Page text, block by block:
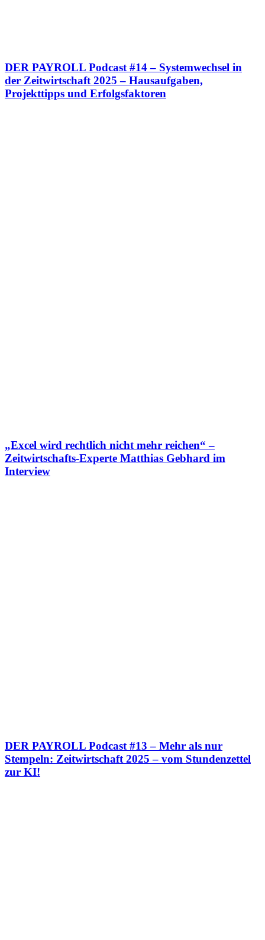
DER PAYROLL Podcast #14 – Systemwechsel in
der Zeitwirtschaft 2025 – Hausaufgaben,
Projekttipps und Erfolgsfaktoren
„Excel wird rechtlich nicht mehr reichen“ –
Zeitwirtschafts-Experte Matthias Gebhard im
Interview
DER PAYROLL Podcast #13 – Mehr als nur
Stempeln: Zeitwirtschaft 2025 – vom Stundenzettel
zur KI!